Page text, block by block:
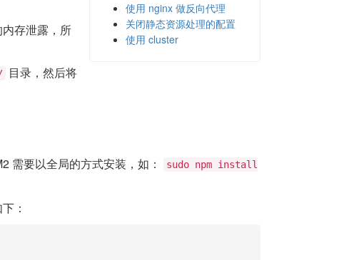
使用 nginx 做反向代理
关闭静态资源处理的配置
使用 cluster
存泄露，所
目录，然后将
需要以全局的方式安装，如：
sudo npm install
：